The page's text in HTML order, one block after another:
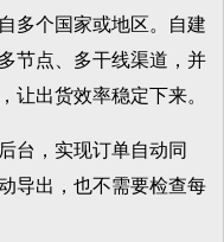
个国家或地区。自建
节点、多干线渠道，并
让出货效率稳定下来。
，实现订单自动同
导出，也不需要检查每